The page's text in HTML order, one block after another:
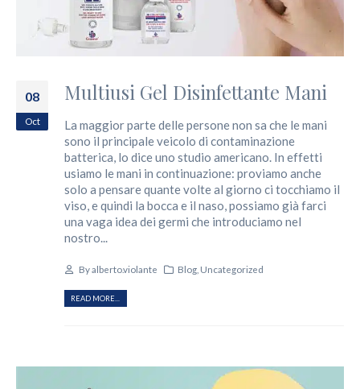
08
Oct
Multiusi Gel Disinfettante Mani
La maggior parte delle persone non sa che le mani
sono il principale veicolo di contaminazione
batterica, lo dice uno studio americano. In effetti
usiamo le mani in continuazione: proviamo anche
solo a pensare quante volte al giorno ci tocchiamo il
viso, e quindi la bocca e il naso, possiamo già farci
una vaga idea dei germi che introduciamo nel
nostro...
By alberto.violante Blog Uncategorized
READ MORE...